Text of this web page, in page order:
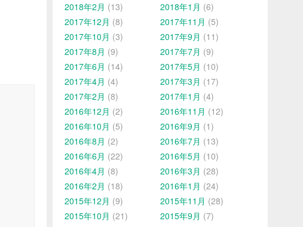
2018年2月 (13) 2018年1月 (6)
2017年12月 (8) 2017年11月 (5)
2017年10月 (3) 2017年9月 (11)
2017年8月 (9) 2017年7月 (9)
2017年6月 (14) 2017年5月 (10)
2017年4月 (4) 2017年3月 (17)
2017年2月 (8) 2017年1月 (4)
2016年12月 (2) 2016年11月 (12)
2016年10月 (5) 2016年9月 (1)
2016年8月 (2) 2016年7月 (13)
2016年6月 (22) 2016年5月 (10)
2016年4月 (8) 2016年3月 (28)
2016年2月 (18) 2016年1月 (24)
2015年12月 (9) 2015年11月 (28)
2015年10月 (21) 2015年9月 (7)